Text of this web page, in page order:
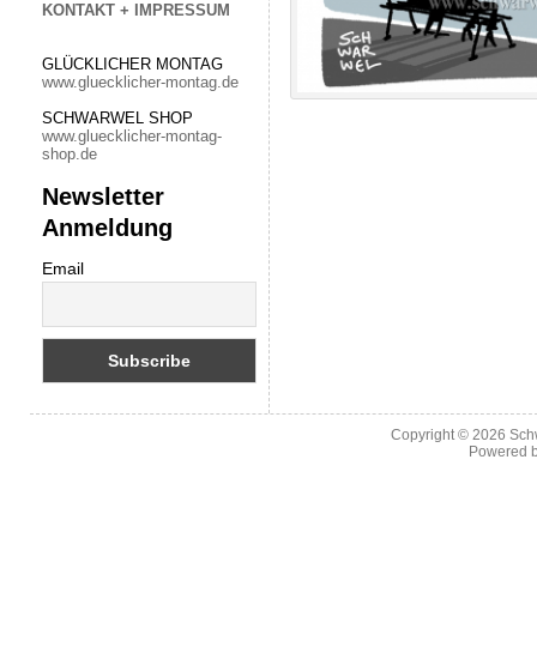
KONTAKT + IMPRESSUM
GLÜCKLICHER MONTAG
www.gluecklicher-montag.de
SCHWARWEL SHOP
www.gluecklicher-montag-
shop.de
Newsletter
Anmeldung
Email
Copyright © 2026
Powered